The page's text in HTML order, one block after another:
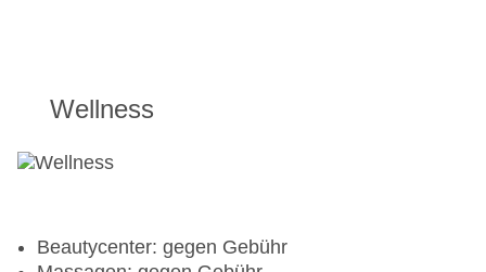
Wellness
Beautycenter: gegen Gebühr